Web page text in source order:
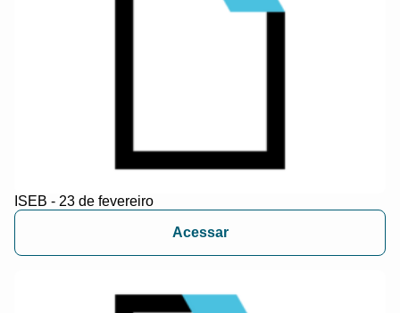
ISEB - 23 de fevereiro
Acessar